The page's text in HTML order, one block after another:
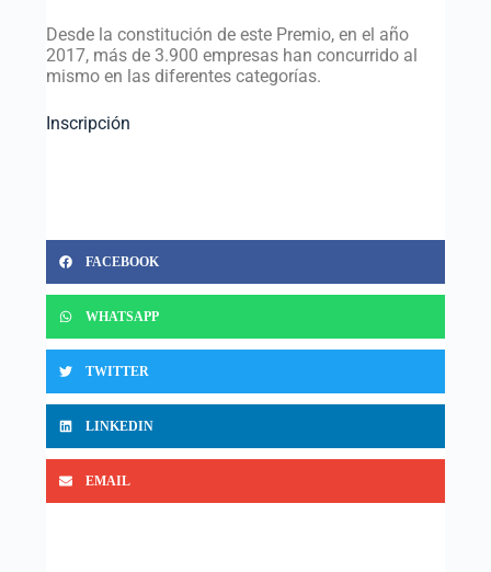
Desde la constitución de este Premio, en el año
2017, más de 3.900 empresas han concurrido al
mismo en las diferentes categorías.
Inscripción
FACEBOOK
WHATSAPP
TWITTER
LINKEDIN
EMAIL